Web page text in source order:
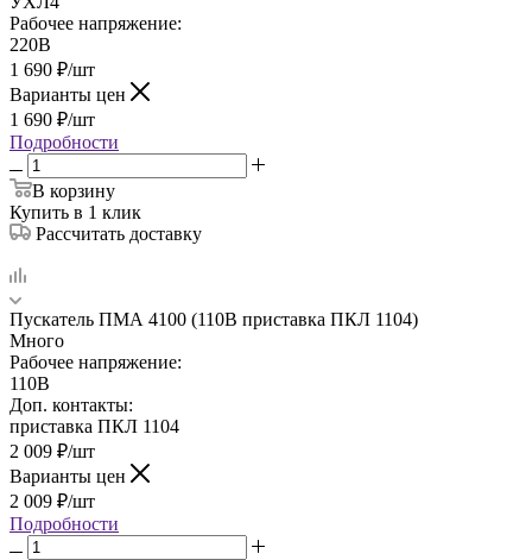
Рабочее напряжение:
220В
1 690 ₽/шт
Варианты цен
1 690 ₽/шт
Подробности
В корзину
Купить в 1 клик
Рассчитать доставку
Пускатель ПМА 4100 (110В приставка ПКЛ 1104)
Много
Рабочее напряжение:
110В
Доп. контакты:
приставка ПКЛ 1104
2 009 ₽/шт
Варианты цен
2 009 ₽/шт
Подробности